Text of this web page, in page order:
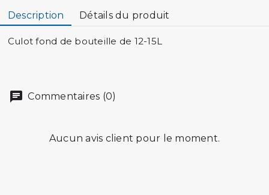
Description Détails du produit
Culot fond de bouteille de 12-15L
Commentaires (0)
Aucun avis client pour le moment.